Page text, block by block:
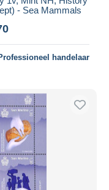
- Sea Mammals
handelaar